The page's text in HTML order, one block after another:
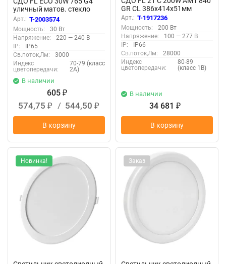
уличный матов. стекло
алюм. черн. LEDVANCE
4099854400094
Арт.: T-2003574
Мощность:
30 Вт
Напряжение:
220 — 240 В
IP:
IP65
Св.поток,Лм:
3000
Индекс
цветопередачи:
70-79 (класс
2А)
В наличии
605 ₽
574,75 ₽ / 544,50 ₽
В корзину
GR CL 386х414х51мм
200Вт 4000К IP66 уличный
сер. Русский Свет
17082123362
Арт.: T-1917236
Мощность:
200 Вт
Напряжение:
100 — 277 В
IP:
IP66
Св.поток,Лм:
28000
Индекс
цветопередачи:
80-89
(класс 1В)
В наличии
34 681 ₽
В корзину
Новинка! Заказ